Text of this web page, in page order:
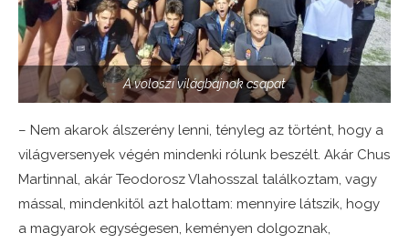
A voloszi világbajnok csapat
– Nem akarok álszerény lenni, tényleg az történt, hogy a
világversenyek végén mindenki rólunk beszélt. Akár Chus
Martinnal, akár Teodorosz Vlahosszal találkoztam, vagy
mással, mindenkitől azt halottam: mennyire látszik, hogy
a magyarok egységesen, keményen dolgoznak,